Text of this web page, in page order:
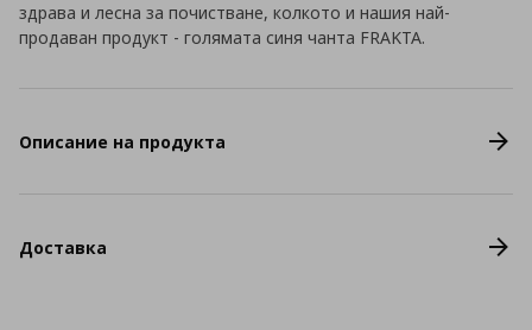
здрава и лесна за почистване, колкото и нашия най-
продаван продукт - голямата синя чанта FRAKTA.
Описание на продукта
Доставка